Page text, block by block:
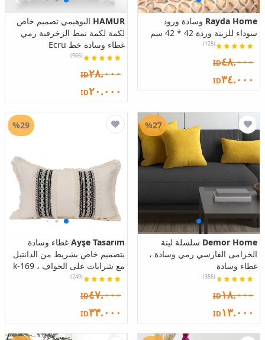
Rayda Home وسادة ورود
سوداء للزينة وردة 42 * 42 سم
(125)
ID٤٨.٠٠٠
ID٣٤.٠٠٠
HAMUR البوهيمي تصميم خاص
لكمة لكمة نمط الزخرفية رمي
غطاء وسادة خط Ecru
(966)
ID٢٨.٠٠٠
ID٢٠.٠٠٠
Demor Home سلسلة لينة
الخزامى الفارسي رمي وسادة ،
غطاء وسادة
(356)
ID١٨.٠٠٠
ID١٣.٠٠٠
%27
Ayşe Tasarım غطاء وسادة
بتصميم خاص بشريط من الدانتيل
مع شرابات على الحواف ، k-169
(249)
ID٤٧.٠٠٠
ID٣٣.٠٠٠
%29